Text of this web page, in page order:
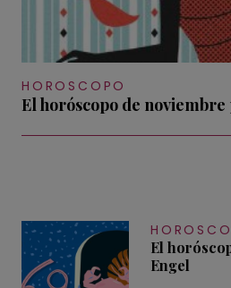
HOROSCOPO
El horóscopo de
El
Engel